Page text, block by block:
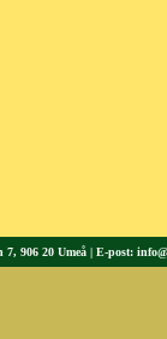
7, 906 20 Umeå | E-post: